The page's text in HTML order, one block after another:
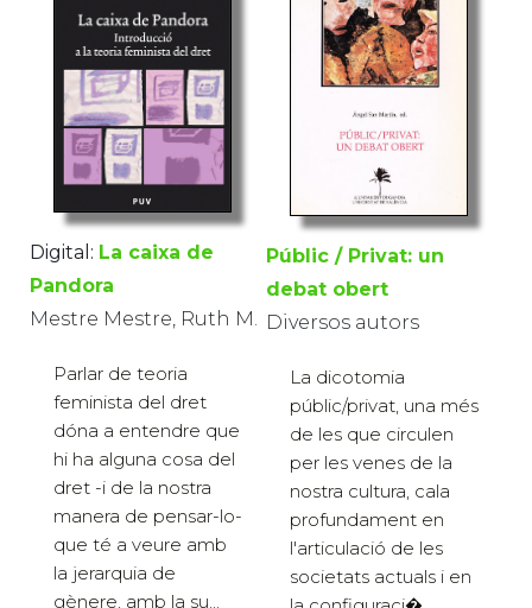
Digital: La caixa de
Pandora
Mestre Mestre, Ruth M.
Parlar de teoria
feminista del dret
dóna a entendre que
hi ha alguna cosa del
dret -i de la nostra
manera de pensar-lo-
que té a veure amb
la jerarquia de
gènere, amb la su...
Públic / Privat: un
debat obert
Diversos autors
La dicotomia
públic/privat, una més
de les que circulen
per les venes de la
nostra cultura, cala
profundament en
l'articulació de les
societats actuals i en